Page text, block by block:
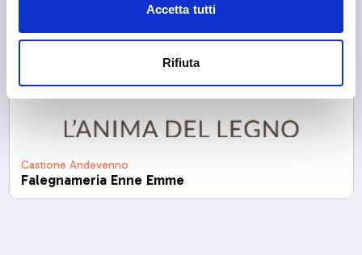
Accetta tutti
Rifiuta
Castione Andevenno
Falegnameria Enne Emme